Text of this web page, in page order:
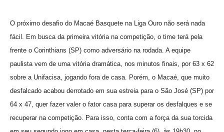
O próximo desafio do Macaé Basquete na Liga Ouro não será nada
fácil. Em busca da primeira vitória na competição, o time terá pela
frente o Corinthians (SP) como adversário na rodada. A equipe
paulista vem de uma vitória dramática, nos minutos finais, por 63 x 62
sobre a Unifacisa, jogando fora de casa. Porém, o Macaé, que muito
desfalcado acabou derrotado em sua estreia para o São José (SP) por
64 x 47, quer fazer valer o fator casa para superar os desfalques e se
recuperar na competição. Para isso, conta com a força da sua torcida